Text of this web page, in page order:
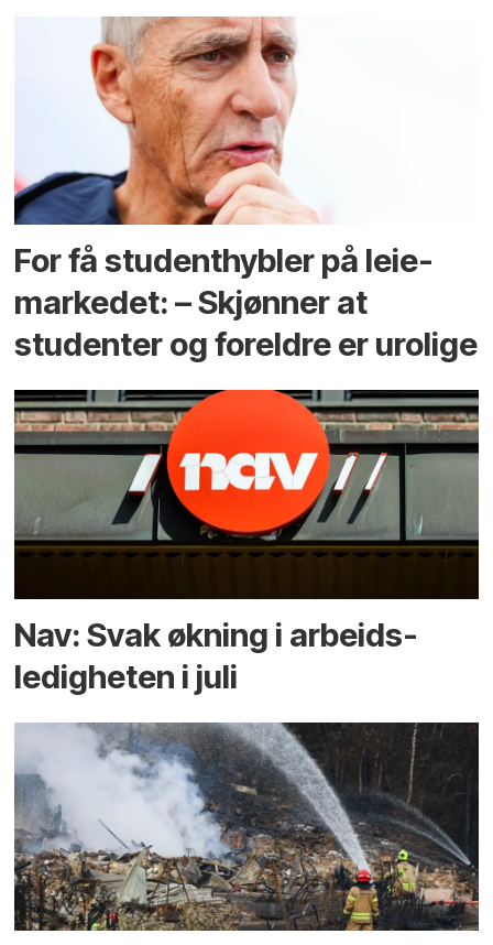
For få student­hybler på leie­
markedet: – Skjønner at
studenter og foreldre er urolige
Nav: Svak økning i arbeids­
ledigheten i juli